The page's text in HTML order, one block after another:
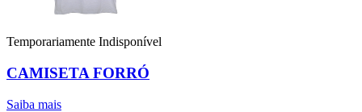
Temporariamente Indisponível
CAMISETA FORRÓ
Saiba mais